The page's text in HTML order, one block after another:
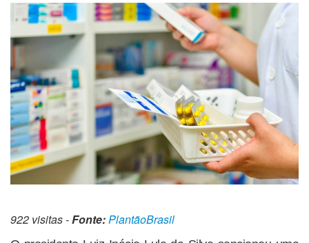
922 visitas -Fonte:PlantãoBrasil